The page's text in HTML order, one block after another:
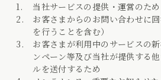
当社サービスの提供・運営のため
お客さまからのお問い合わせに
を行うことを含む）
お客さまが利用中のサービスの
ンペーン等及び当社が提供する
ルを送付するため